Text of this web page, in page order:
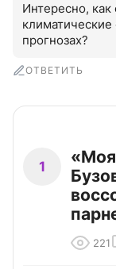
Интересно, как
климатические
прогнозах?
ОТВЕТИТЬ
1
221